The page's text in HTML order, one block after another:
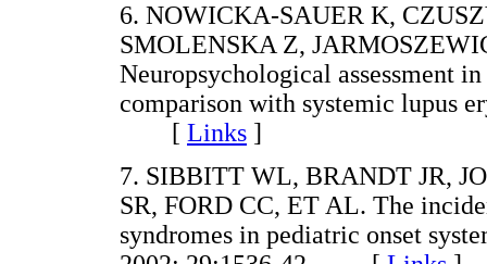
6. NOWICKA-SAUER K,
SMOLENSKA Z,
Neuropsychological assessment
comparison with systemic lupus
[ Links ]
7. SIBBITT WL, BRANDT JR,
SR, FORD CC, ET AL. The
syndromes in pediatric onset